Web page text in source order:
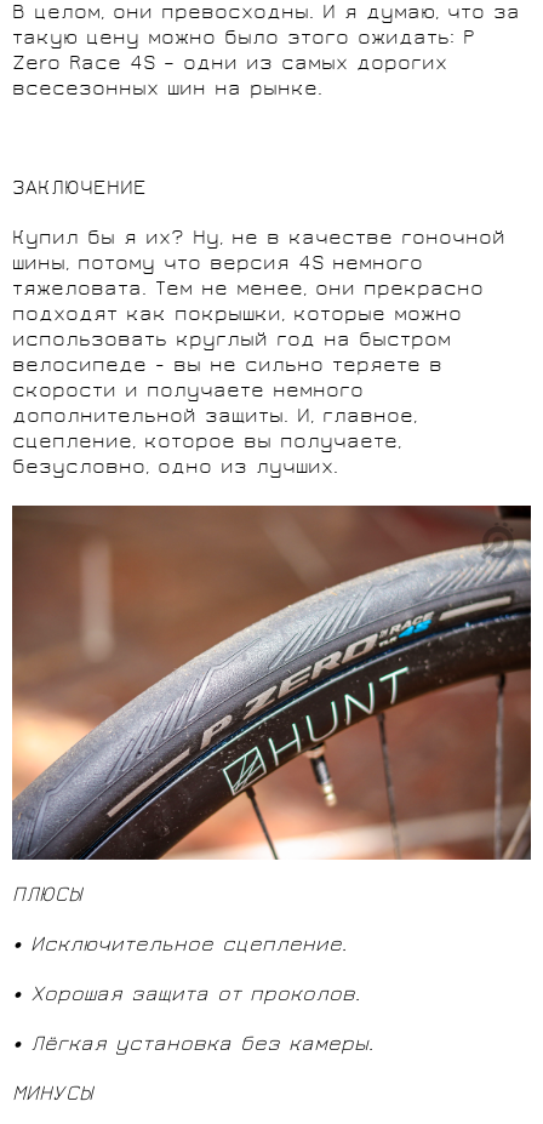
В целом, они превосходны. И я думаю, что за
такую цену можно было этого ожидать: P
Zero Race 4S – одни из самых дорогих
всесезонных шин на рынке.
ЗАКЛЮЧЕНИЕ
Купил бы я их? Ну, не в качестве гоночной
шины, потому что версия 4S немного
тяжеловата. Тем не менее, они прекрасно
подходят как покрышки, которые можно
использовать круглый год на быстром
велосипеде - вы не сильно теряете в
скорости и получаете немного
дополнительной защиты. И, главное,
сцепление, которое вы получаете,
безусловно, одно из лучших.
ПЛЮСЫ
• Исключительное сцепление.
• Хорошая защита от проколов.
• Лёгкая установка без камеры.
МИНУСЫ